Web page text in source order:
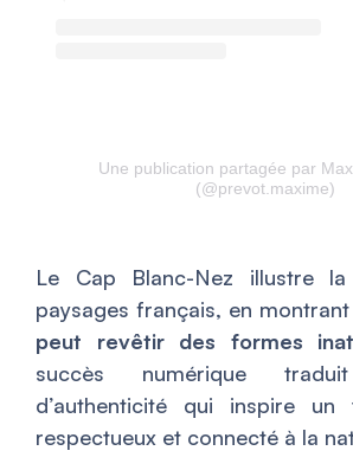
Une publication partagée par
(@prevot.maxime)
Le Cap Blanc-Nez illustre
paysages français, en
peut revêtir des formes
succès numérique
d’authenticité qui inspire un
respectueux et connecté à la